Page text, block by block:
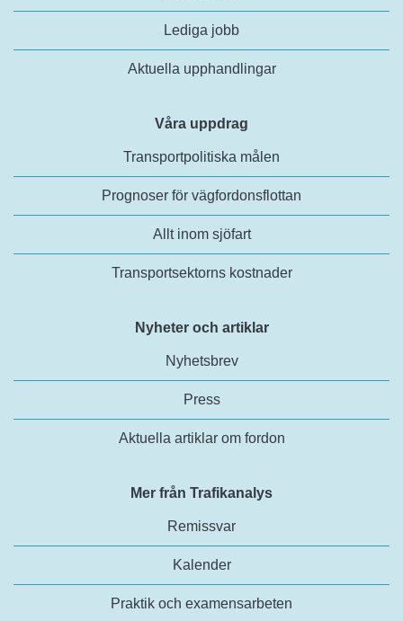
Lediga jobb
Aktuella upphandlingar
Våra uppdrag
Transportpolitiska målen
Prognoser för vägfordonsflottan
Allt inom sjöfart
Transportsektorns kostnader
Nyheter och artiklar
Nyhetsbrev
Press
Aktuella artiklar om fordon
Mer från Trafikanalys
Remissvar
Kalender
Praktik och examensarbeten